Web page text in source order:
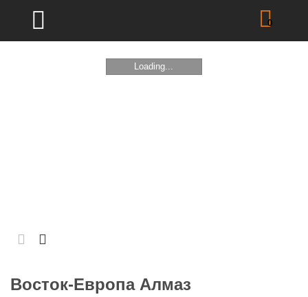
0
Loading...
Восток-Европа Алмаз